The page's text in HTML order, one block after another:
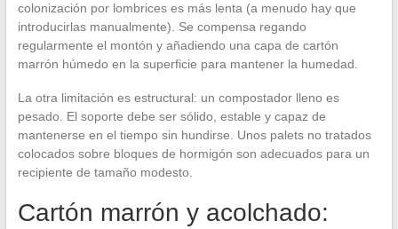
colonización por lombrices es más lenta (a menudo hay que
introducirlas manualmente). Se compensa regando
regularmente el montón y añadiendo una capa de cartón
marrón húmedo en la superficie para mantener la humedad.
La otra limitación es estructural: un compostador lleno es
pesado. El soporte debe ser sólido, estable y capaz de
mantenerse en el tiempo sin hundirse. Unos palets no tratados
colocados sobre bloques de hormigón son adecuados para un
recipiente de tamaño modesto.
Cartón marrón y acolchado: